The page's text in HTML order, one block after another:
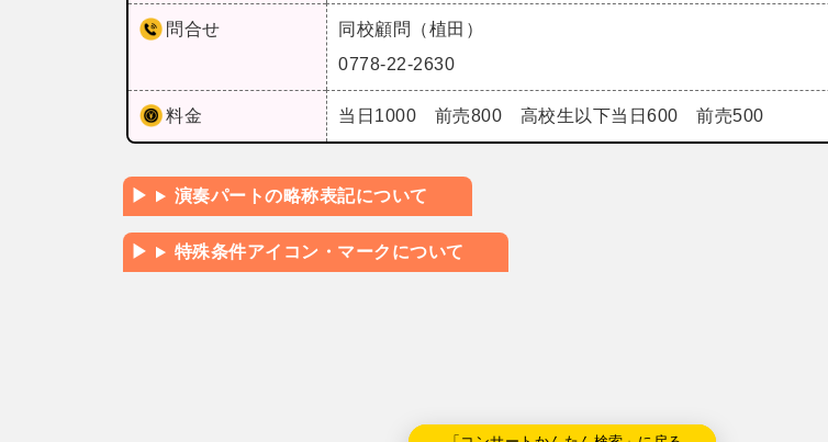
問合せ
同校顧問（植田）
0778-22-2630
料金 当日1000 前売800 高校生以下当日600 前売500
演奏パートの略称表記について
特殊条件アイコン・マークについて